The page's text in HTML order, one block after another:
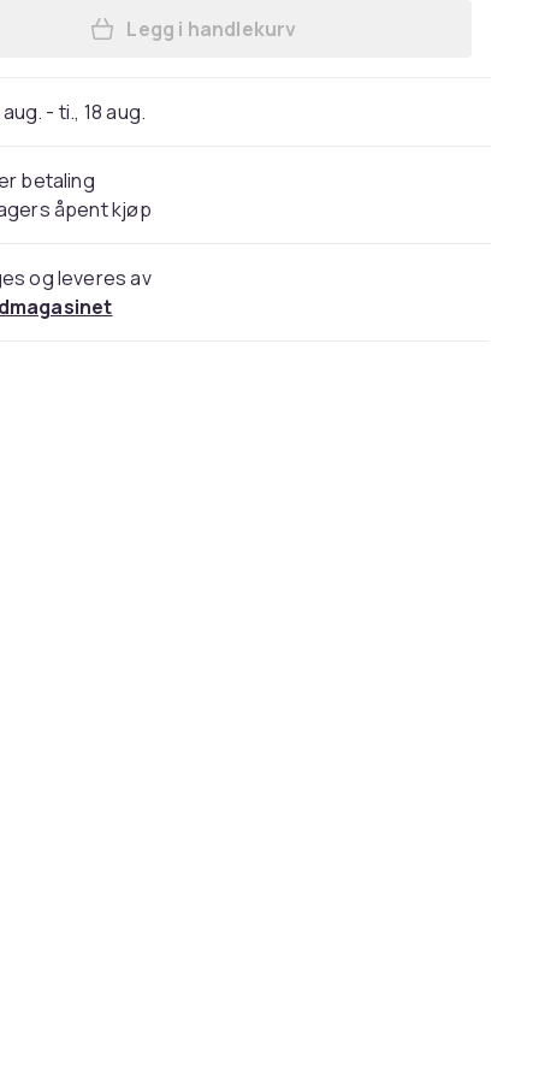
Legg Deksel / Mobildeksel til
Legg i handlekurv
- ti., 18 aug.
betaling
åpent kjøp
og leveres av